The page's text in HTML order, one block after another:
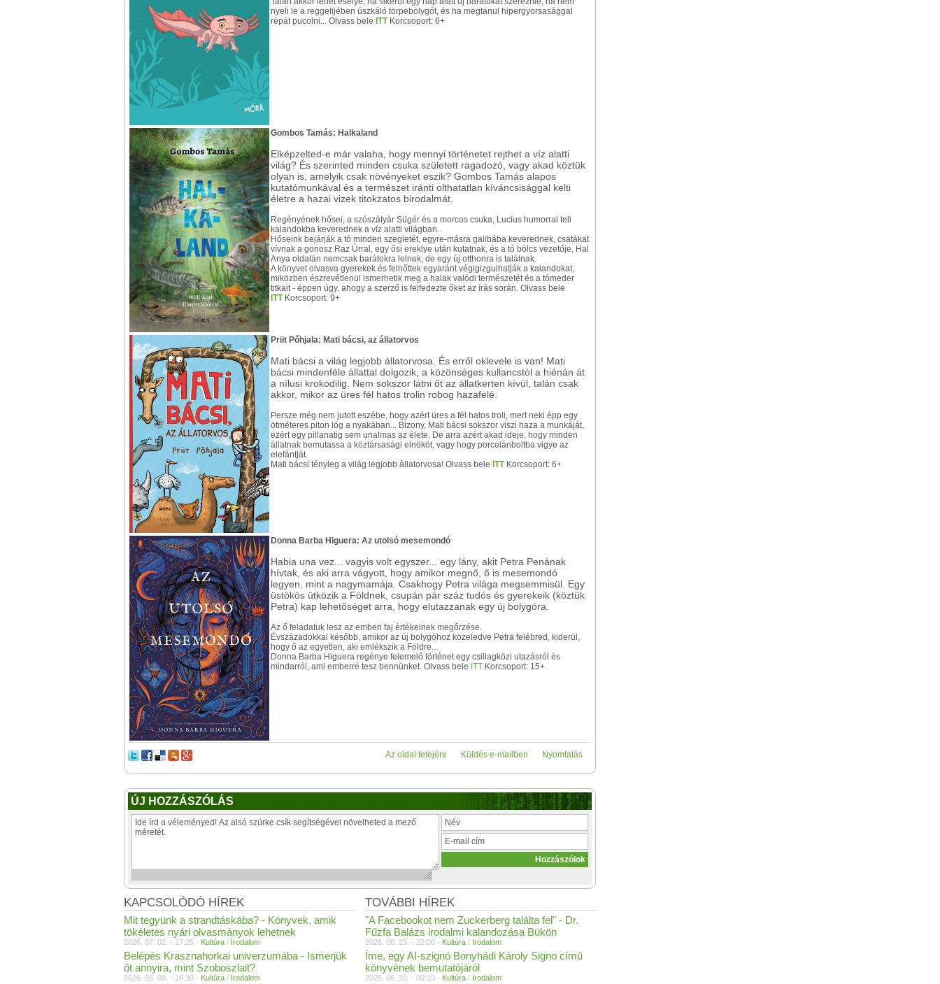
nyeli le a reggelijében úszkáló törpebolygót, és ha megtanul hipergyorsasággal
répát pucolni... Olvass bele ITTKorcsoport: 6+
Gombos Tamás: Halkaland
Elképzelted-e már valaha, hogy mennyi történetet rejthet a víz alatti
világ? És szerinted minden csuka született ragadozó, vagy akad köztük
olyan is, amelyik csak növényeket eszik? Gombos Tamás alapos
kutatómunkával és a természet iránti olthatatlan kíváncsisággal kelti
életre a hazai vizek titokzatos birodalmát.
Regényének hősei, a szószátyár Sügér és a morcos csuka, Lucius humorral teli
kalandokba keverednek a víz alatti világban.
Hőseink bejárják a tó minden szegletét, egyre-másra galibába keverednek, csatákat
vívnak a gonosz Raz Úrral, egy ősi ereklye után kutatnak, és a tó bölcs vezetője, Hal
Anya oldalán nemcsak barátokra lelnek, de egy új otthonra is találnak.
A könyvet olvasva gyerekek és felnőttek egyaránt végigizgulhatják a kalandokat,
miközben észrevétlenül ismerhetik meg a halak valódi természetét és a tómeder
titkait - éppen úgy, ahogy a szerző is felfedezte őket az írás során. Olvass bele
ITTKorcsoport: 9+
Priit Pőhjala: Mati bácsi, az állatorvos
Mati bácsi a világ legjobb állatorvosa. És erről oklevele is van! Mati
bácsi mindenféle állattal dolgozik, a közönséges kullancstól a hiénán át
a nílusi krokodilig. Nem sokszor látni őt az állatkerten kívül, talán csak
akkor, mikor az üres fél hatos trolin robog hazafelé.
Persze még nem jutott eszébe, hogy azért üres a fél hatos troli, mert neki épp egy
ötméteres piton lóg a nyakában... Bizony, Mati bácsi sokszor viszi haza a munkáját,
ezért egy pillanatig sem unalmas az élete. De arra azért akad ideje, hogy minden
állatnak bemutassa a köztársasági elnököt, vagy hogy porcelánboltba vigye az
elefántját.
Mati bácsi tényleg a világ legjobb állatorvosa! Olvass bele ITTKorcsoport: 6+
Donna Barba Higuera: Az utolsó mesemondó
Habia una vez... vagyis volt egyszer... egy lány, akit Petra Penának
hívtak, és aki arra vágyott, hogy amikor megnő, ő is mesemondó
legyen, mint a nagymamája. Csakhogy Petra világa megsemmisül. Egy
üstökös ütközik a Földnek, csupán pár száz tudós és gyerekeik (köztük
Petra) kap lehetőséget arra, hogy elutazzanak egy új bolygóra.
Az ő feladatuk lesz az emberi faj értékeinek megőrzése.
Évszázadokkal később, amikor az új bolygóhoz közeledve Petra felébred, kiderül,
hogy ő az egyetlen, aki emlékszik a Földre...
Donna Barba Higuera regénye felemelő történet egy csillagközi utazásról és
mindarról, ami emberré tesz bennünket. Olvass bele ITT Korcsoport: 15+
Nyomtatás
Küldés e-mailben
Az oldal tetejére
ÚJ HOZZÁSZÓLÁS
TOVÁBBI HÍREK
"A Facebookot nem Zuckerberg találta fel" - Dr.
Fűzfa Balázs irodalmi kalandozása Bükön
2026. 06. 23. - 22:00 - Kultúra / Irodalom
Íme, egy AI-szignó Bonyhádi Károly Signo című
könyvének bemutatójáról
2026. 06. 20. - 00:10 - Kultúra / Irodalom
KAPCSOLÓDÓ HÍREK
Mit tegyünk a strandtáskába? - Könyvek, amik
tökéletes nyári olvasmányok lehetnek
2026. 07. 02. - 17:25 - Kultúra / Irodalom
Belépés Krasznahorkai univerzumába - Ismerjük
őt annyira, mint Szoboszlait?
2026. 06. 09. - 16:30 - Kultúra / Irodalom